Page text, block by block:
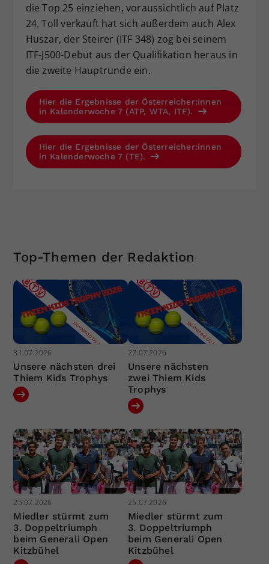
die Top 25 einziehen, voraussichtlich auf Platz
24. Toll verkauft hat sich außerdem auch Alex
Huszar, der Steirer (ITF 348) zog bei seinem
ITF-J500-Debüt aus der Qualifikation heraus in
die zweite Hauptrunde ein.
Hier die Ergebnisse der Österreicher:innen
in Kalenderwoche 7 (ATP, WTA, ITF).
Hier die Ergebnisse der Österreicher:innen
in Kalenderwoche 7 (TE).
Top-Themen der Redaktion
31.07.2026
Unsere nächsten drei
Thiem Kids Trophys
27.07.2026
Unsere nächsten
zwei Thiem Kids
Trophys
25.07.2026
Miedler stürmt zum
3. Doppeltriumph
beim Generali Open
Kitzbühel
25.07.2026
Miedler stürmt zum
3. Doppeltriumph
beim Generali Open
Kitzbühel